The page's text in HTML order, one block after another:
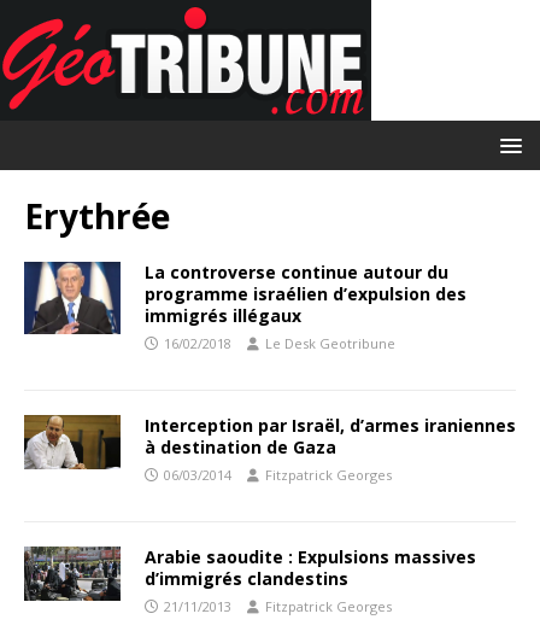
Erythrée
La controverse continue autour du
programme israélien d’expulsion des
immigrés illégaux
16/02/2018 Le Desk Geotribune
Interception par Israël, d’armes iraniennes
à destination de Gaza
06/03/2014 Fitzpatrick Georges
Arabie saoudite : Expulsions massives
d’immigrés clandestins
21/11/2013 Fitzpatrick Georges